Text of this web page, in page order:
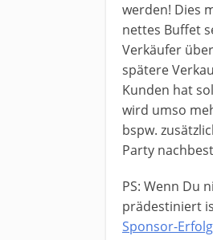
werden! Dies
nettes Buffet
Verkäufer
spätere
Kunden hat
wird umso
bspw.
Party
PS: Wenn Du
prädestiniert
Sponsor-